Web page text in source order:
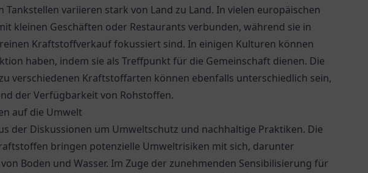
variieren stark von Land zu Land. In vielen europäischen
kleinen Geschäften oder Restaurants verbunden, während sie in
Kraftstoffverkauf fokussiert sind. In einigen Kulturen können
haben, indem sie als Treffpunkt für die Gemeinschaft dienen. Die
verschiedenen Kraftstoffarten können ebenfalls unterschiedlich sein,
der Verfügbarkeit von Rohstoffen.
auf die Umwelt
der Diskussionen um Umweltschutz und nachhaltige Praktiken. Die
bringen potenzielle Umweltrisiken mit sich, darunter
Boden und Wasser. Im Zuge der zunehmenden Sensibilisierung für